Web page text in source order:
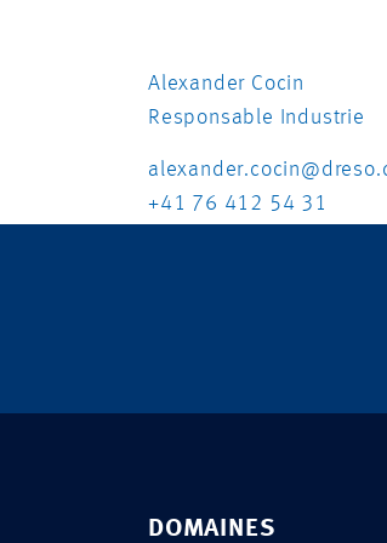
Alexander Cocin
Responsable Industrie
+41 76 412 54 31
DOMAINES